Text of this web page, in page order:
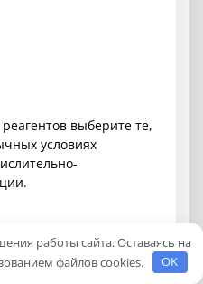
выберите те,
условиях
работы сайта. Оставаясь на
файлов cookies.
OK